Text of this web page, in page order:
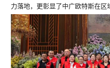
力落地，更彰显了中广欧特斯在区